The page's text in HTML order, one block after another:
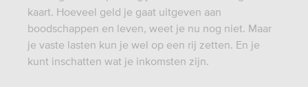
kaart. Hoeveel geld je gaat uitgeven aan
boodschappen en leven, weet je nu nog niet. Maar
je vaste lasten kun je wel op een rij zetten. En je
kunt inschatten wat je inkomsten zijn.